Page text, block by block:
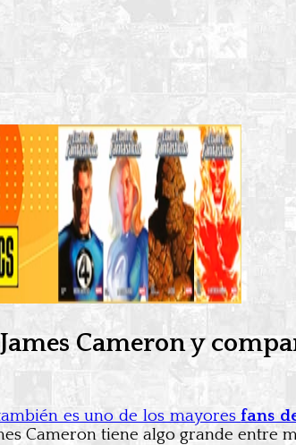
Cameron y
es uno de los mayoresfans
Cameron tiene algo grande entre